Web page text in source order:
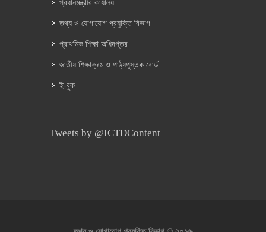
প্রধানমন্ত্রীর কার্যালয়
তথ্য ও যোগাযোগ প্রযুক্তি বিভাগ
প্রাথমিক শিক্ষা অধিদপ্তর
জাতীয় শিক্ষাক্রম ও পাঠ্যপুস্তক বোর্ড
ই-বুক
Tweets by @ICTDContent